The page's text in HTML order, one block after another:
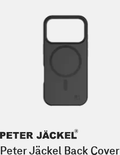
Peter Jäckel Back Cover